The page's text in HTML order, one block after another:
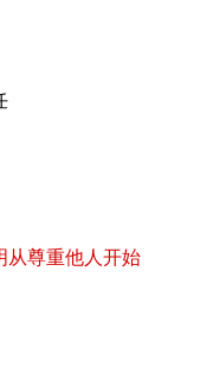
从尊重他人开始